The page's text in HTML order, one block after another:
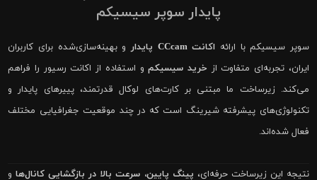
پایدار سوپر سیسیکم
سوپر سیسیکم با ارائه اکانت CCcam پایدار
و بهینه‌سازی‌شده برای کاربران
ایران، تجربه‌ای متفاوت از خرید سیسیکمو استفاده از اکانت رسیور را فراهم
می‌کند. زیرساخت ما مبتنی بر کارت‌های لوکال قدرتمند، پییرهای پایدار و
تکنولوژی‌های پیشرفته شیرینگ است که در چند موقعیت جغرافیایی مختلف
فعال شده‌اند.
نتیجه این زیرساخت حرفه‌ای، پینگ پایین، سرعت بالا در بازگشایی کانال‌هاو